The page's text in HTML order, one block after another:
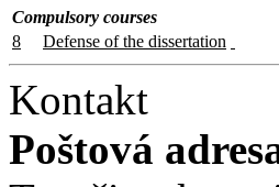
Compulsory courses
8
Defense of the dissertation
Kontakt
Poštová